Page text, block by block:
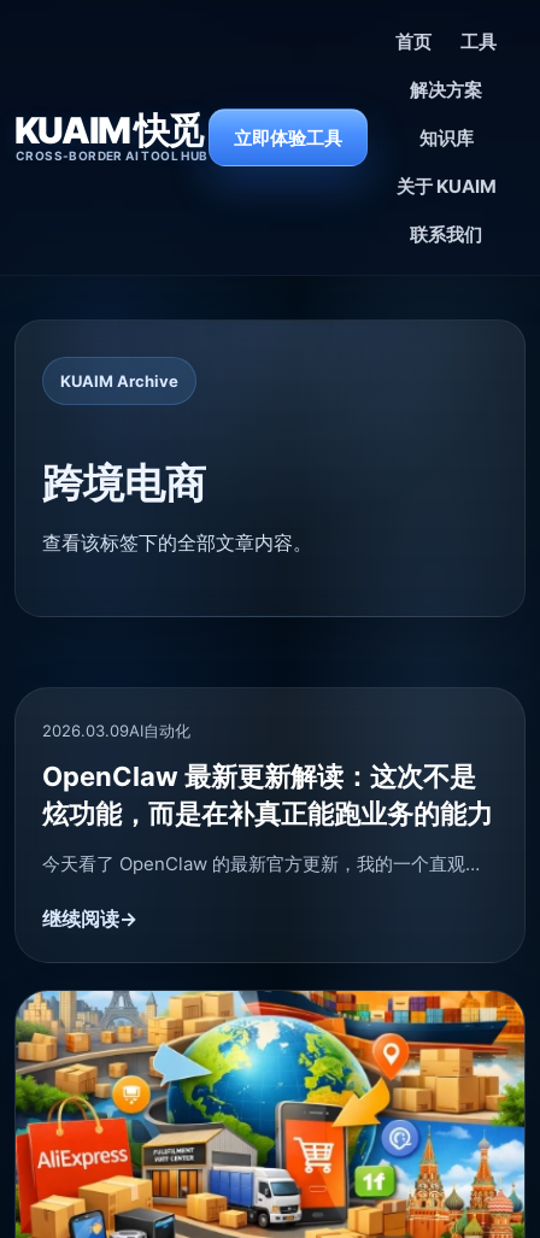
KUAIM 快觅
CROSS-BORDER AI TOOL HUB
首页 工具
解决方案
知识库
关于 KUAIM
联系我们
立即体验工具
KUAIM Archive
跨境电商
查看该标签下的全部文章内容。
2026.03.09AI自动化
OpenClaw 最新更新解读：这次不是
炫功能，而是在补真正能跑业务的能力
今天看了 OpenClaw 的最新官方更新，我的一个直观…
继续阅读